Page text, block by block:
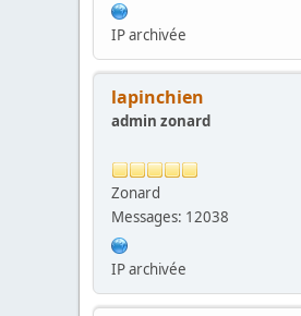
IP archivée
lapinchien
admin zonard
Zonard
Messages: 12038
IP archivée